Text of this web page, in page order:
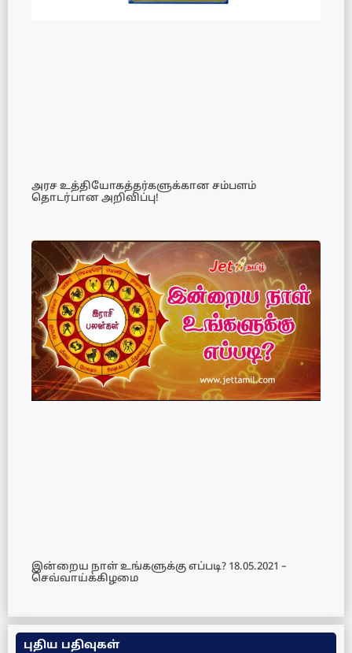
அரச உத்தியோகத்தர்களுக்கான சம்பளம்
தொடர்பான அறிவிப்பு!
இன்றைய நாள் உங்களுக்கு எப்படி? 18.05.2021 –
செவ்வாய்க்கிழமை
புதிய பதிவுகள்